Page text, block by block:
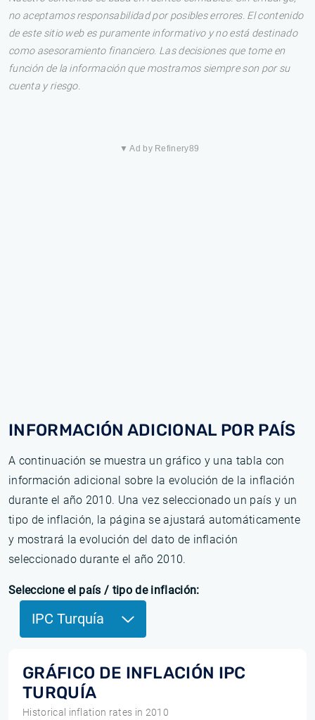
no aceptamos responsabilidad por posibles errores. El contenido
de este sitio web es puramente informativo y no está destinado
como asesoramiento financiero. Las decisiones que tome en
función de la información que mostramos siempre son por su
cuenta y riesgo.
▼ Ad by Refinery89
INFORMACIÓN ADICIONAL POR PAÍS
A continuación se muestra un gráfico y una tabla con
información adicional sobre la evolución de la inflación
durante el año 2010. Una vez seleccionado un país y un
tipo de inflación, la página se ajustará automáticamente
y mostrará la evolución del dato de inflación
seleccionado durante el año 2010.
Seleccione el país / tipo de inflación:
IPC Turquía
GRÁFICO DE INFLACIÓN IPC
TURQUÍA
Historical inflation rates in 2010